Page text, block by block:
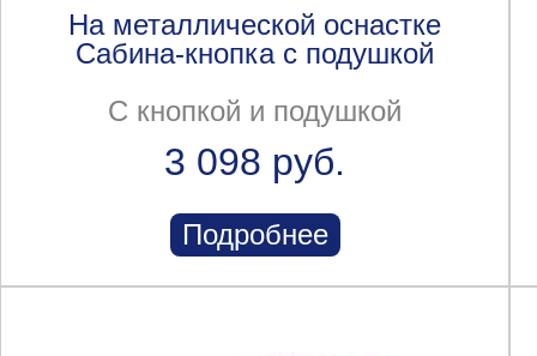
На металлической оснастке
Сабина-кнопка с подушкой
С кнопкой и подушкой
3 098 руб.
Подробнее